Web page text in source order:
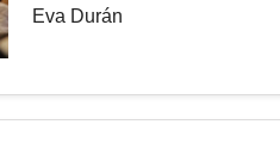
Eva Durán